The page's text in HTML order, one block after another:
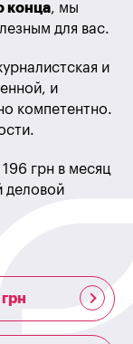
конца, мы
для вас.
и
и
компетентно.
196 грн в месяц
деловой